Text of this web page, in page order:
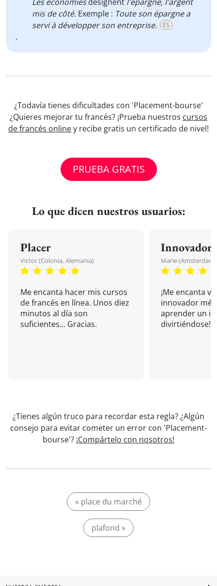
mis de côté. Exemple : Toute son épargne a
servi à développer son entreprise.
ES
.
¿Todavía tienes dificultades con 'Placement-bourse'
¿Quieres mejorar tu francés? ¡Prueba nuestros cursos
de francés onliney recibe gratis un certificado de nivel!
PRUEBA GRATIS
Lo que dicen nuestros usuarios:
Placer
Victor (Colonia, Alemania)
Me encanta hacer mis cursos
de francés en línea. Unos diez
minutos al día son
suficientes... Gracias.
Innovador
Marie (Amsterdam,
¡Me encanta
innovador
aprender un
divirtiéndose!
¿Tienes algún truco para recordar esta regla? ¿Algún
consejo para evitar cometer un error con 'Placement-
bourse'? ¡Compártelo con nosotros!
« place du marché
plafond »